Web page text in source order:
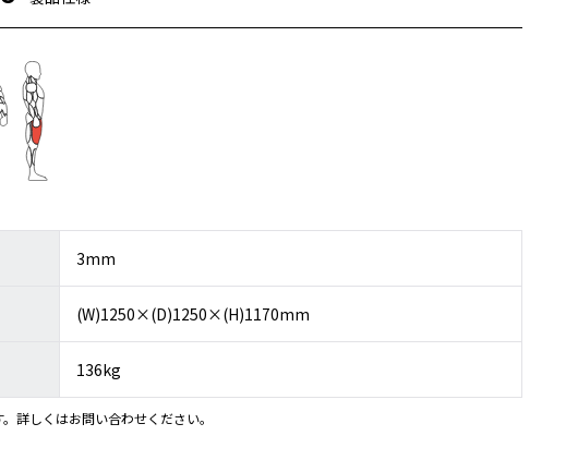
3mm
(W)1250×(D)1250×(H)1170mm
136kg
詳しくはお問い合わせください。